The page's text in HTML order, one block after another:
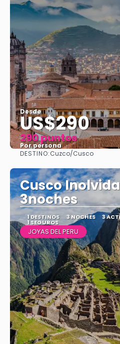
Desde
US$290
290 puntos
Por persona
DESTINO:Cuzco/Cusco
Cusco
3noches
1 DESTINOS 3 NOCHES 3
1 SEGUROS
JOYAS DEL PERU